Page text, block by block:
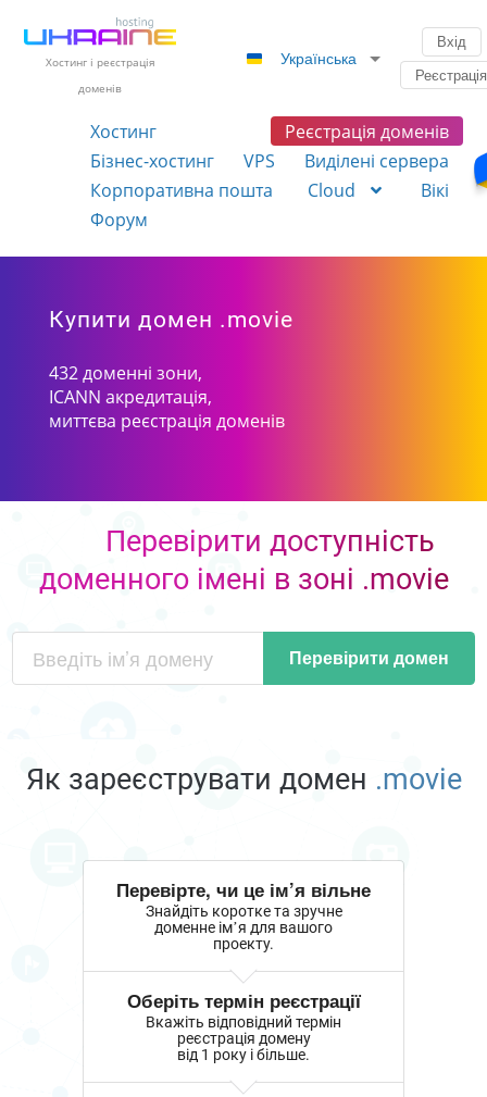
Хостинг і реєстрація
доменів
Українська
Вхід
Реєстрація
Хостинг
Реєстрація доменів
Бізнес-хостинг
VPS
Виділені сервера
Корпоративна пошта
Cloud
Вікі
Форум
Купити домен .movie
432 доменні зони,
ICANN акредитація,
миттєва реєстрація доменів
Перевірити доступність
доменного імені в зоні .movie
Перевірити домен
Як зареєструвати домен .movie
Перевірте, чи це ім’я вільне
Знайдіть коротке та зручне
доменне ім’я для вашого
проекту.
Оберіть термін реєстрації
Вкажіть відповідний термін
реєстрація домену
від 1 року і більше.